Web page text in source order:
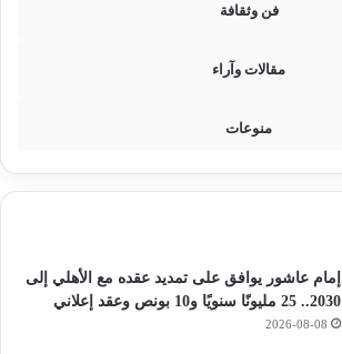
فن وثقافة
مقالات وآراء
منوعات
إمام عاشور يوافق على تمديد عقده مع الأهلي إلى
2030.. 25 مليونًا سنويًا و10 بونص وعقد إعلاني
2026-08-08